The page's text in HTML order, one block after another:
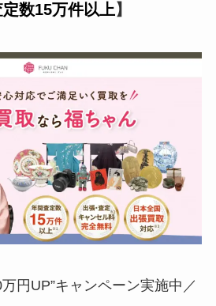
数15万件以上】
円UP”キャンペーン実施中／